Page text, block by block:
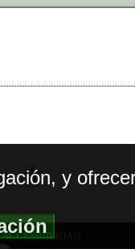
ACCESIBILIDAD
y